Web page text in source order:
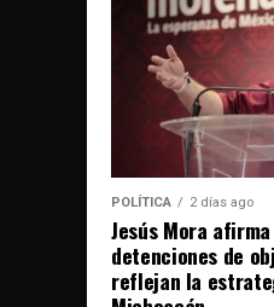
POLÍTICA 2 días ago
Jesús Mora
detenciones de
reflejan la